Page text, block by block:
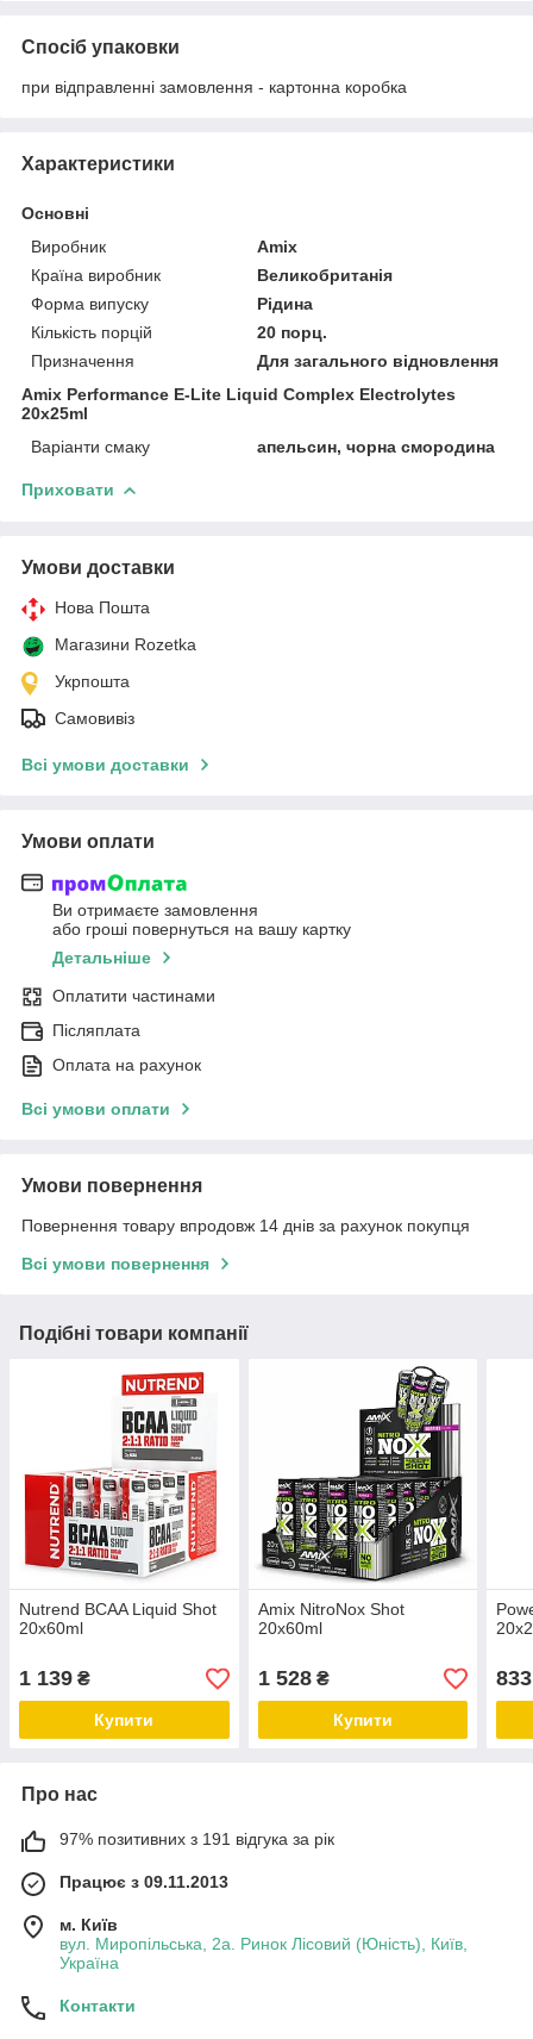
Спосіб упаковки
при відправленні замовлення - картонна коробка
Характеристики
Основні
Виробник
Amix
Країна виробник
Великобританія
Форма випуску
Рідина
Кількість порцій
20 порц.
Призначення
Для загального відновлення
Amix Performance E-Lite Liquid Complex Electrolytes
20x25ml
Варіанти смаку
апельсин, чорна смородина
Приховати
Умови доставки
Нова Пошта
Магазини Rozetka
Укрпошта
Самовивіз
Всі умови доставки
Умови оплати
Ви отримаєте замовлення
або гроші повернуться на вашу картку
Детальніше
Оплатити частинами
Післяплата
Оплата на рахунок
Всі умови оплати
Умови повернення
Повернення товару впродовж 14 днів за рахунок покупця
Всі умови повернення
Подібні товари компанії
Nutrend BCAA Liquid Shot
20x60ml
1 139 ₴
Купити
Amix NitroNox Shot
20x60ml
1 528₴
Купити
833
Про нас
97% позитивних з 191 відгука за рік
Працює з 09.11.2013
м. Київ
вул. Миропільська, 2а. Ринок Лісовий (Юність), Київ,
Україна
Контакти